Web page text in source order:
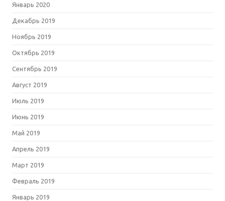
Январь 2020
Декабрь 2019
Ноябрь 2019
Октябрь 2019
Сентябрь 2019
Август 2019
Июль 2019
Июнь 2019
Май 2019
Апрель 2019
Март 2019
Февраль 2019
Январь 2019